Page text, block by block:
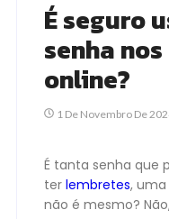
É seguro
senha
online?
1 De Novembro De
É tanta senha que
ter lembretes,
não é mesmo?